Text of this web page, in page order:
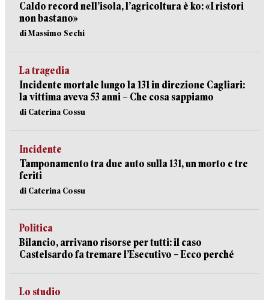
Caldo record nell’isola, l’agricoltura è ko: «I ristori
non bastano»
di Massimo Sechi
La tragedia
Incidente mortale lungo la 131 in direzione Cagliari:
la vittima aveva 53 anni – Che cosa sappiamo
di Caterina Cossu
Incidente
Tamponamento tra due auto sulla 131, un morto e tre
feriti
di Caterina Cossu
Politica
Bilancio, arrivano risorse per tutti: il caso
Castelsardo fa tremare l’Esecutivo – Ecco perché
Lo studio